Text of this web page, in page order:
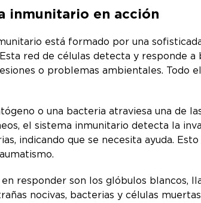
inmunitario en acción
está formado por una
red de células detecta y responde
o problemas ambientales.
o una bacteria atraviesa una de
el sistema inmunitario detecta la
indicando que se necesita ayuda.
responder son los glóbulos blancos,
nocivas, bacterias y células